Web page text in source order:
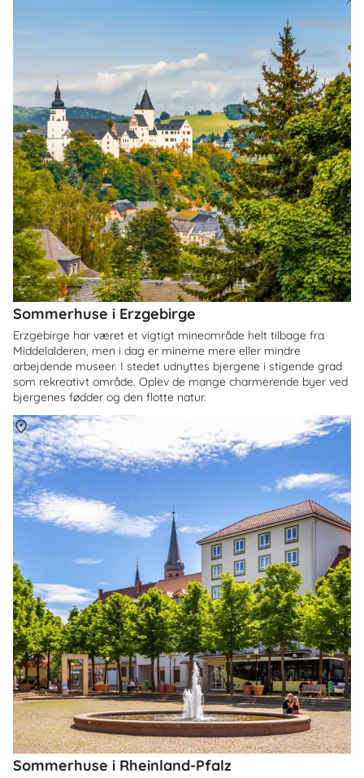
Sommerhuse i Erzgebirge
Erzgebirge har været et vigtigt mineområde helt tilbage fra
Middelalderen, men i dag er minerne mere eller mindre
arbejdende museer. I stedet udnyttes bjergene i stigende grad
som rekreativt område. Oplev de mange charmerende byer ved
bjergenes fødder og den flotte natur.
Sommerhuse i Rheinland-Pfalz
OmRheinland-Pfalz